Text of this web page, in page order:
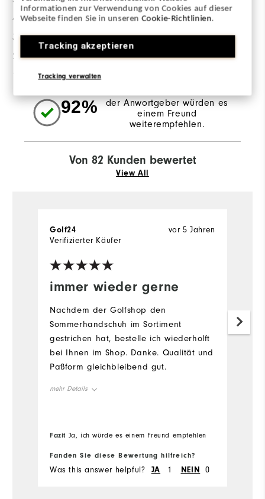
Informationen zur Verwendung von Cookies auf dieser
Webseite finden Sie in unserenCookie-Richtlinien.
Tracking akzeptieren
Tracking verwalten
4 Sterne
3 Sterne 1
2 Sterne 2
1 Stern
92%
der Anwortgeber würden es
einem Freund
weiterempfehlen.
Von 82 Kunden bewertet
View All
immer wieder gerne
vor 5 Jahren
Golf24
Verifizierter Käufer
Nachdem der Golfshop den
Sommerhandschuh im Sortiment
gestrichen hat, bestelle ich wiederholft
bei Ihnen im Shop. Danke. Qualität und
Paßform gleichbleibend gut.
mehr Details
Freizeit
Fazit Ja, ich würde es einem Freund empfehlen
Fanden Sie diese Bewertung hilfreich?
Was this answer helpful? JA 1 NEIN 0